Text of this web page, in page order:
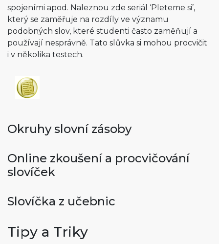
spojeními apod. Naleznou zde seriál ‘Pleteme si’,
který se zaměřuje na rozdíly ve významu
podobných slov, které studenti často zaměňují a
používají nesprávně. Tato slůvka si mohou procvičit
i v několika testech.
Okruhy slovní zásoby
Online zkoušení a procvičování
slovíček
Slovíčka z učebnic
Tipy a Triky